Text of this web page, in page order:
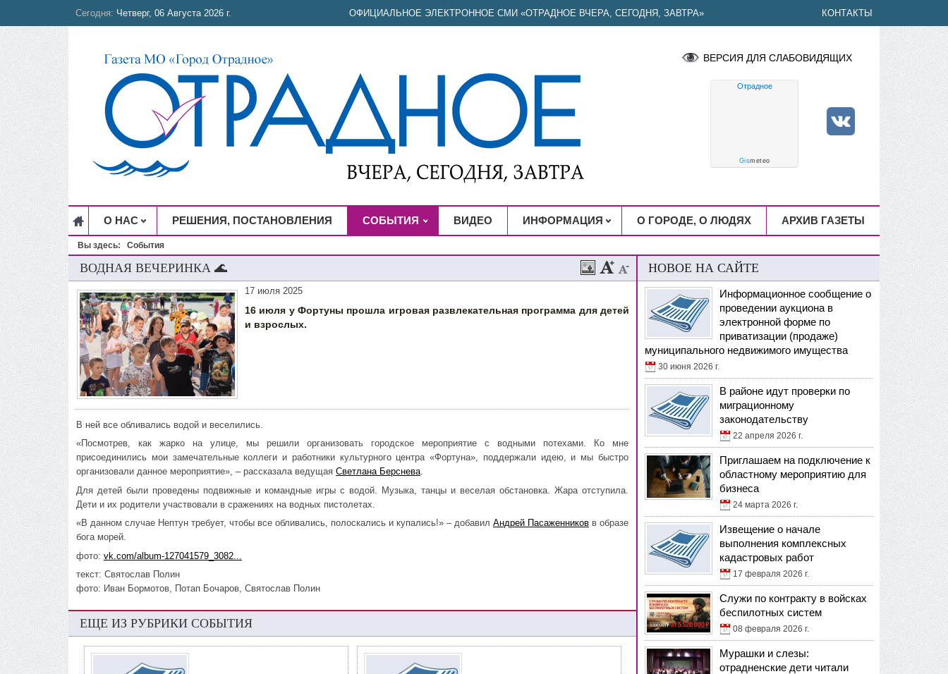
Сегодня: Четверг, 06 Августа 2026 г. ОФИЦИАЛЬНОЕ ЭЛЕКТРОННОЕ СМИ «ОТРАДНОЕ ВЧЕРА, СЕГОДНЯ, ЗАВТРА» КОНТАКТЫ
ВЕРСИЯ ДЛЯ СЛАБОВИДЯЩИХ
Отрадное
Gismeteo
О НАС РЕШЕНИЯ, ПОСТАНОВЛЕНИЯ СОБЫТИЯ ВИДЕО ИНФОРМАЦИЯ О ГОРОДЕ, О ЛЮДЯХ АРХИВ ГАЗЕТЫ
Вы здесь: События
ВОДНАЯ ВЕЧЕРИНКА 🌊
17 июля 2025
16 июля у Фортуны прошла игровая развлекательная программа для детей
и взрослых.
В ней все обливались водой и веселились.
«Посмотрев, как жарко на улице, мы решили организовать городское мероприятие с водными потехами. Ко мне
присоединились мои замечательные коллеги и работники культурного центра «Фортуна», поддержали идею, и мы быстро
организовали данное мероприятие», – рассказала ведущая Светлана Берснева.
Для детей были проведены подвижные и командные игры с водой. Музыка, танцы и веселая обстановка. Жара отступила.
Дети и их родители участвовали в сражениях на водных пистолетах.
«В данном случае Нептун требует, чтобы все обливались, полоскались и купались!» – добавил Андрей Пасаженников в образе
бога морей.
фото: vk.com/album-127041579_3082...
текст: Святослав Полин
фото: Иван Бормотов, Потап Бочаров, Святослав Полин
ЕЩЕ ИЗ РУБРИКИ СОБЫТИЯ
НОВОЕ НА САЙТЕ
Информационное сообщение о
проведении аукциона в
электронной форме по
приватизации (продаже)
муниципального недвижимого имущества
30 июня 2026 г.
В районе идут проверки по
миграционному
законодательству
22 апреля 2026 г.
Приглашаем на подключение к
областному мероприятию для
бизнеса
24 марта 2026 г.
Извещение о начале
выполнения комплексных
кадастровых работ
17 февраля 2026 г.
Служи по контракту в войсках
беспилотных систем
08 февраля 2026 г.
Мурашки и слезы:
отрадненские дети читали